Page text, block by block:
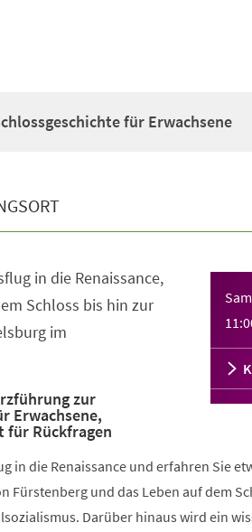
für Erwachsene
in die Renaissance,
Schloss bis hin zur
im
zur
Erwachsene,
für Rückfragen
in die Renaissance und erfahren Sie
Fürstenberg und das Leben auf dem
Darüber hinaus wird ein